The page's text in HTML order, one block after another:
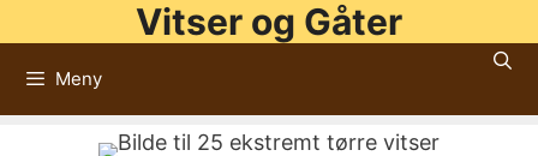
til
innhold
Vitser og Gåter
Meny